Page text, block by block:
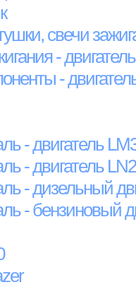
свечи
-
-
- двигатель
- двигатель
- дизельный
- бензиновый